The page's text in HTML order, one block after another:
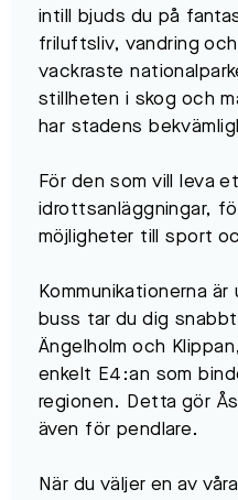
intill bjuds du på
friluftsliv, vandring
vackraste
stillheten i skog och
har stadens
För den som vill leva
idrottsanläggningar,
möjligheter till sport
Kommunikationerna
buss tar du dig
Ängelholm och
enkelt E4:an som
regionen. Detta gör
även för pendlare.
När du väljer en av